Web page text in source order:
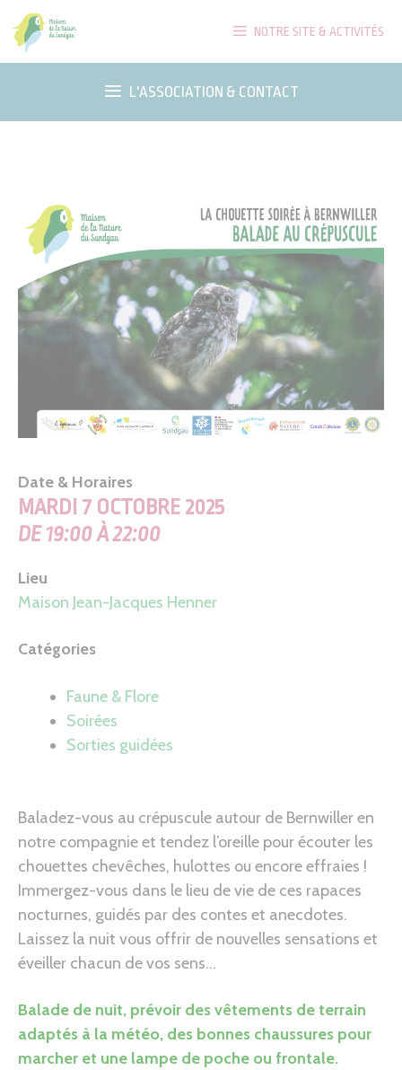
Aller
au
contenu
NOTRE SITE & ACTIVITÉS
L'ASSOCIATION & CONTACT
Date & Horaires
MARDI 7 OCTOBRE 2025
DE 19:00 À 22:00
Lieu
Maison Jean-Jacques Henner
Catégories
Faune & Flore
Soirées
Sorties guidées
Baladez-vous au crépuscule autour de Bernwiller en
notre compagnie et tendez l’oreille pour écouter les
chouettes chevêches, hulottes ou encore effraies !
Immergez-vous dans le lieu de vie de ces rapaces
nocturnes, guidés par des contes et anecdotes.
Laissez la nuit vous offrir de nouvelles sensations et
éveiller chacun de vos sens…
Balade de nuit, prévoir des vêtements de terrain
adaptés à la météo, des bonnes chaussures pour
marcher et une lampe de poche ou frontale.